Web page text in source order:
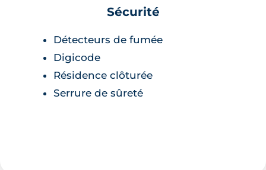
Sécurité
Détecteurs de fumée
Digicode
Résidence clôturée
Serrure de sûreté